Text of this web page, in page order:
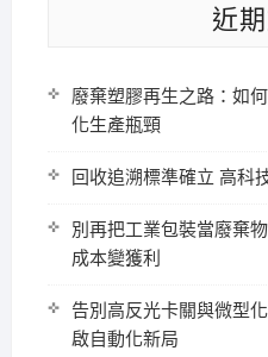
近
廢棄塑膠再生之路：如
化生產瓶頸
回收追溯標準確立 高科
別再把工業包裝當廢棄
成本變獲利
告別高反光卡關與微型
啟自動化新局